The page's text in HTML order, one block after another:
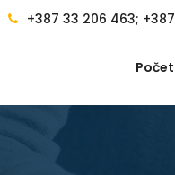
+387 33 206 463;